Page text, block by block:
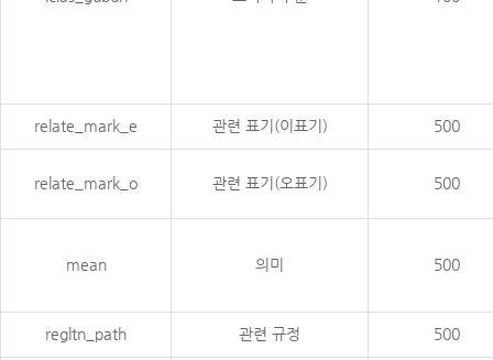
relate_mark_e 관련 표기(이표기) 500
relate_mark_o 관련 표기(오표기) 500
mean 의미 500
regltn_path 관련 규정 500